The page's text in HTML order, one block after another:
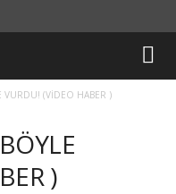
VURDU! (VİDEO HABER )
)